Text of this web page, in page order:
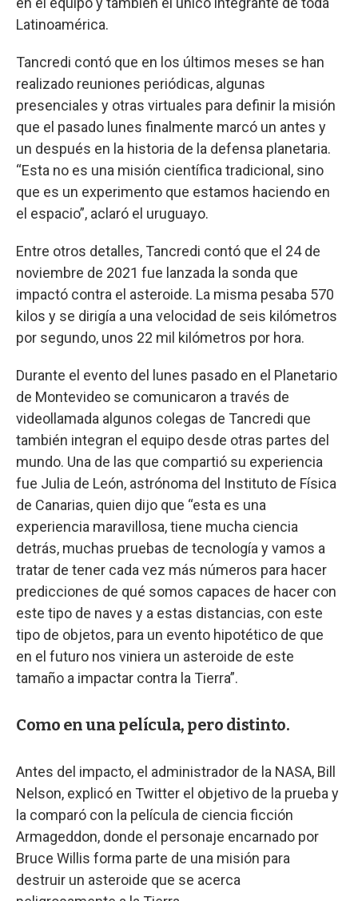
Latinoamérica.
Tancredi contó que en los últimos meses se han
realizado reuniones periódicas, algunas
presenciales y otras virtuales para definir la misión
que el pasado lunes finalmente marcó un antes y
un después en la historia de la defensa planetaria.
“Esta no es una misión científica tradicional, sino
que es un experimento que estamos haciendo en
el espacio”, aclaró el uruguayo.
Entre otros detalles, Tancredi contó que el 24 de
noviembre de 2021 fue lanzada la sonda que
impactó contra el asteroide. La misma pesaba 570
kilos y se dirigía a una velocidad de seis kilómetros
por segundo, unos 22 mil kilómetros por hora.
Durante el evento del lunes pasado en el Planetario
de Montevideo se comunicaron a través de
videollamada algunos colegas de Tancredi que
también integran el equipo desde otras partes del
mundo. Una de las que compartió su experiencia
fue Julia de León, astrónoma del Instituto de Física
de Canarias, quien dijo que “esta es una
experiencia maravillosa, tiene mucha ciencia
detrás, muchas pruebas de tecnología y vamos a
tratar de tener cada vez más números para hacer
predicciones de qué somos capaces de hacer con
este tipo de naves y a estas distancias, con este
tipo de objetos, para un evento hipotético de que
en el futuro nos viniera un asteroide de este
tamaño a impactar contra la Tierra”.
Como en una película, pero distinto.
Antes del impacto, el administrador de la NASA, Bill
Nelson, explicó en Twitter el objetivo de la prueba y
la comparó con la película de ciencia ficción
Armageddon, donde el personaje encarnado por
Bruce Willis forma parte de una misión para
destruir un asteroide que se acerca